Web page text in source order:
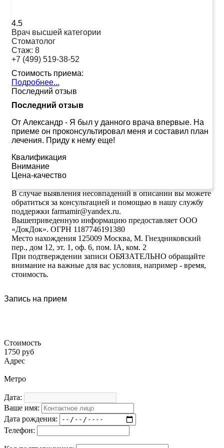
4.5
Врач высшей категории
Стоматолог
Стаж: 8
+7 (499) 519-38-52
Стоимость приема:
Подробнее...
Последний отзыв
Последний отзыв
От Александр - Я был у данного врача впервые. На
приеме он проконсультировал меня и составил план
лечения. Приду к нему еще!
Квалификация
Внимание
Цена-качество
В случае выявления несовпадений в описании вы можете
обратиться за консультацией и помощью в нашу службу
поддержки farmamir@yandex.ru.
Вышеприведенную информацию предоставляет ООО
«ДокДок». ОГРН 1187746191380
Место нахождения 125009 Москва, М. Гнездниковский
пер., дом 12, эт. 1, оф. 6, пом. IA, ком. 2
При подтверждении записи ОБЯЗАТЕЛЬНО обращайте
внимание на важные для вас условия, например - время,
стоимость.
Запись на прием
Стоимость
1750 руб
Адрес
Метро
Дата:
Ваше имя:
Дата рождения:
Телефон: